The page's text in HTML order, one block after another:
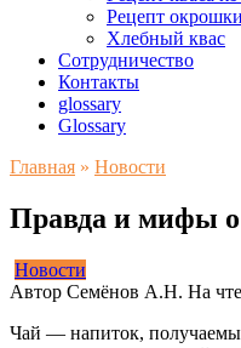
Рецепт окрошки
Хлебный квас
Сотрудничество
Контакты
glossary
Glossary
Главная » Новости
Правда и мифы о
Новости
Автор Семёнов А.Н. На
Чай — напиток,